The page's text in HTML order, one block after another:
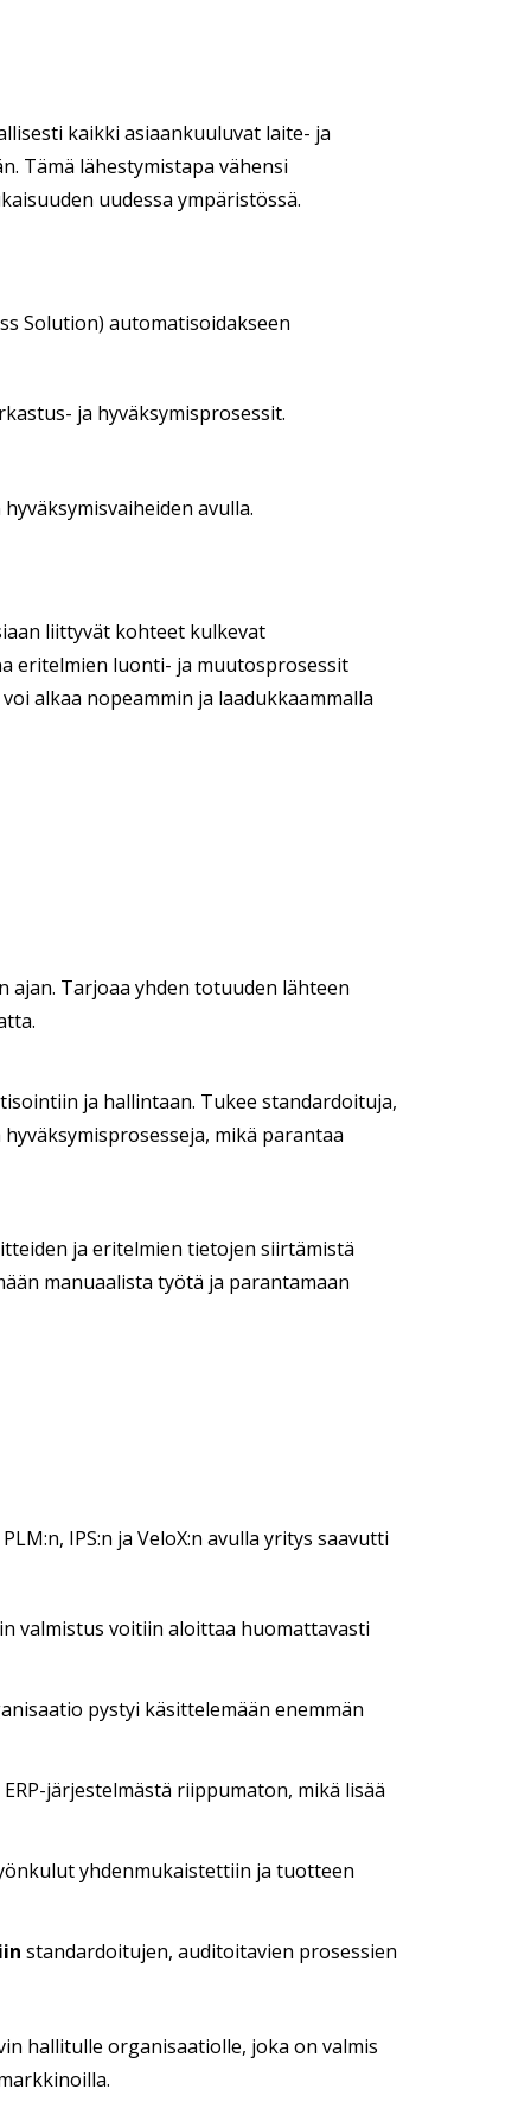
kaikki asiaankuuluvat laite- ja
Tämä lähestymistapa vähensi
uudessa ympäristössä.
Solution) automatisoidakseen
ja hyväksymisprosessit.
avulla.
liittyvät kohteet kulkevat
eritelmien luonti- ja muutosprosessit
alkaa nopeammin ja laadukkaammalla
Tarjoaa yhden totuuden lähteen
ja hallintaan. Tukee standardoituja,
mikä parantaa
ja eritelmien tietojen siirtämistä
manuaalista työtä ja parantamaan
IPS:n ja VeloX:n avulla yritys saavutti
valmistus voitiin aloittaa huomattavasti
pystyi käsittelemään enemmän
järjestelmästä riippumaton, mikä lisää
yhdenmukaistettiin ja tuotteen
standardoitujen, auditoitavien prosessien
hallitulle organisaatiolle, joka on valmis